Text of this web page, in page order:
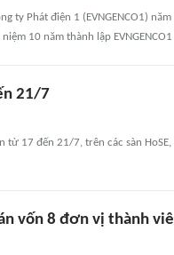
ty Phát điện 1 (EVNGENCO1)
10 năm thành lập
21/7
17 đến 21/7, trên các sàn HoSE,
vốn 8 đơn vị thành